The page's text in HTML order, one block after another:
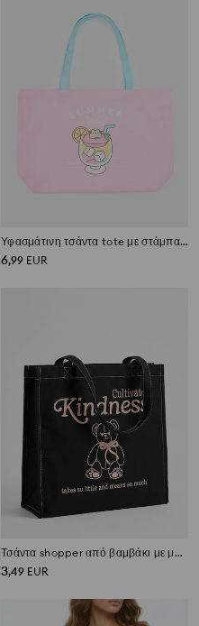
Υφασμάτινη τσάντα tote με στάμπα Pusheen The Cat
6,99 EUR
Τσάντα shopper από βαμβάκι με μοτίβο αρκούδας και κείμενο
3,49 EUR